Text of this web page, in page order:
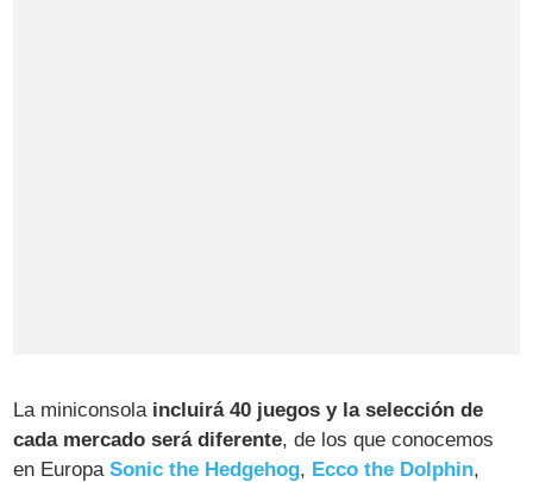
La miniconsola incluirá 40 juegos y la selección de
cada mercado será diferente, de los que conocemos
en EuropaSonic the Hedgehog, Ecco the Dolphin,